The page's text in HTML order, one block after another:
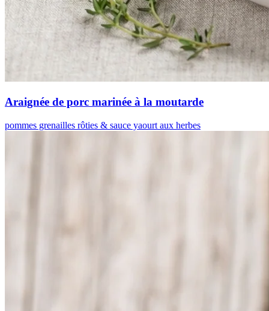
Araignée de porc marinée à la moutarde
pommes grenailles rôties & sauce yaourt aux herbes